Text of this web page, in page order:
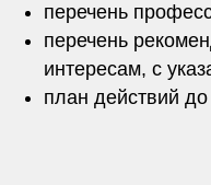
перечень
перечень
интересам, с
план действий